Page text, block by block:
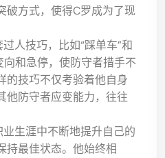
破方式，使得C罗成为了现
人技巧，比如“踩单车”和
向和急停，使防守者措手不
的技巧不仅考验着他自身
他防守者应变能力，往往
生涯中不断地提升自己的
持最佳状态。他始终相